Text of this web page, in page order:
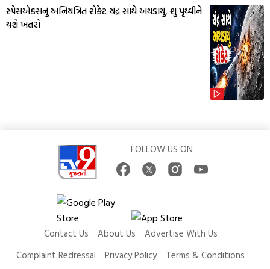
સ્પેસએક્સનું અનિયંત્રિત રોકેટ ચંદ્ર સાથે અથડાયું, શુ પૃથ્વીને
થશે ખતરો
FOLLOW US ON
Contact Us About Us
Advertise With Us
Complaint Redressal
Privacy Policy Terms & Conditions